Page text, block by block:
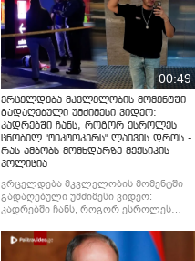
00:49
ვრცელდება მკვლელობის მომენტში
გადაღებული უმძიმესი ვიდეო:
კადრებში ჩანს, როგორ ესროლეს
ცნობილ "ტიკტოკერს" ლაივის დროს -
რას ამბობს მომხდარზე მექსიკის
პოლიცია
ვრცელდება მკვლელობის მომენტში
გადაღებული უმძიმესი ვიდეო:
კადრებში ჩანს, როგორ ესროლეს
რას ამბობს მომხდარზე მექსიკის
პოლიცია